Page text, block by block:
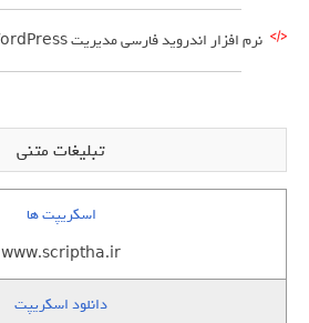
نرم افزار اندروید فارسی مدیریت WordPress
تبلیغات متنی
اسکریپت ها
www.scriptha.ir
دانلود اسکریپت